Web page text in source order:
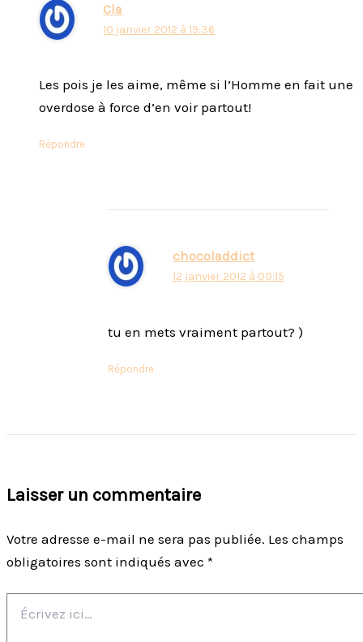
Cla
10 janvier 2012 à 19:36
Les pois je les aime, même si l’Homme en fait une
overdose à force d’en voir partout!
Répondre
chocoladdict
12 janvier 2012 à 00:15
tu en mets vraiment partout? )
Répondre
Laisser un commentaire
Votre adresse e-mail ne sera pas publiée. Les champs
obligatoires sont indiqués avec *
ici…